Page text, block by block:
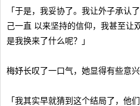
「于是，我妥协了。我让外子承认
己一直 以来坚持的信仰，我甚至让
是我换来了什么呢？」
梅妤长叹了一口气，她显得有些意兴
「我其实早就猜到这个结局了，他